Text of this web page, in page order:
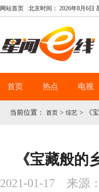
网站首页 北京时间： 2026年8月6日
首页 热点 电视
当前位置： 首页 > 综艺 > 《
《宝藏般
2021-01-17 来源